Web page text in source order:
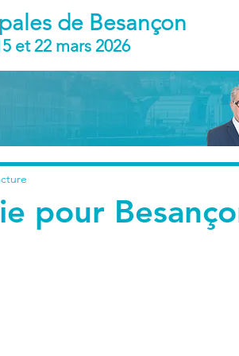
de Besançon
et 22 mars 2026
pour